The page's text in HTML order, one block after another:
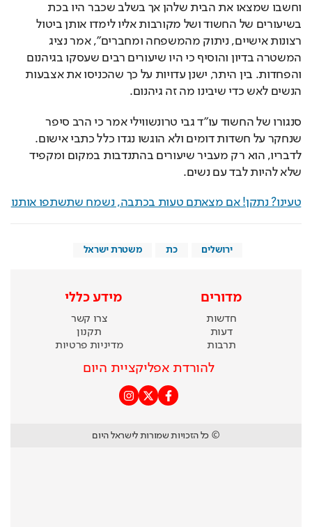
וחשבו שמצאו את הבית שלהן אך בשלב שכבר היו בכת
בשיעורים של החשוד ושל מקורבות אליו לימדו אותן ביטול
רצונות אישיים, ניתוק מהמשפחה ומחברים", אמר נציג
המשטרה בדיון והוסיף כי היו שיעורים רבים שעסקו בגיהנום
והפחדות. בין היתר, ישנן עדויות על כך שהכניסו את אצבעות
הנשים לאש כדי שיבינו מה זה גיהנום.
סנגורו של החשוד עו"ד גבי טרונשווילי אמר כי הרב סיפר
שנחקר על חשדות דומים ולא הוגשו נגדו כלל כתבי אישום.
לדבריו, הוא רק מעביר שיעורים בהתנדבות במקום ומקפיד
שלא להיות לבד עם נשים.
טעינו? נתקן! אם מצאתם טעות בכתבה, נשמח שתשתפו אותנו
ירושלים כת משטרת ישראל
מדורים
חדשות
דעות
תרבות
מידע כללי
צרו קשר
תקנון
מדיניות פרטיות
להורדת אפליקציית היום
© כל הזכויות שמורות לישראל היום